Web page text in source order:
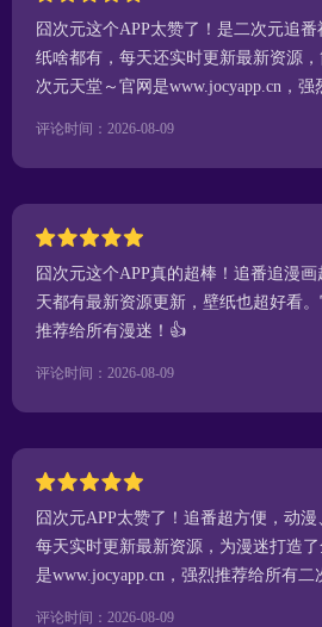
囧次元这个APP太赞了！是二次元追
纸啥都有，每天还实时更新最新资源
次元天堂～官网是www.jocyapp.cn，强
评论时间：2026-08-09
囧次元这个APP真的超棒！追番追漫
天都有最新资源更新，壁纸也超好看。
推荐给所有漫迷！👍
评论时间：2026-08-09
囧次元APP太赞了！追番超方便，动漫
每天实时更新最新资源，为漫迷打造
是www.jocyapp.cn，强烈推荐给所有二
评论时间：2026-08-09